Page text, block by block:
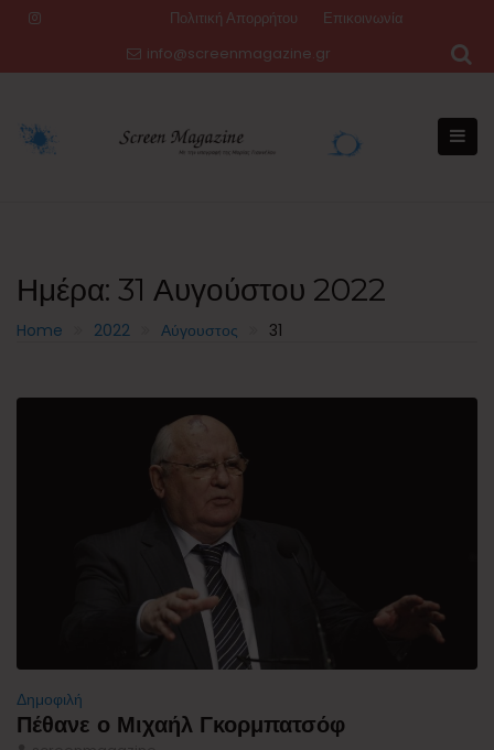
Πολιτική Απορρήτου
Επικοινωνία
info@screenmagazine.gr
Ημέρα: 31 Αυγούστου 2022
Home 2022 Αύγουστος 31
Δημοφιλή
Πέθανε ο Μιχαήλ Γκορμπατσόφ